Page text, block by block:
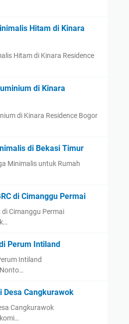
Hitam di Kinara
Hitam di Kinara Residence
di Kinara
di Kinara Residence Bogor
di Bekasi Timur
Minimalis untuk Rumah
di Cimanggu Permai
di Cimanggu Permai
Perum Intiland
Intiland
Desa Cangkurawok
Cangkurawok